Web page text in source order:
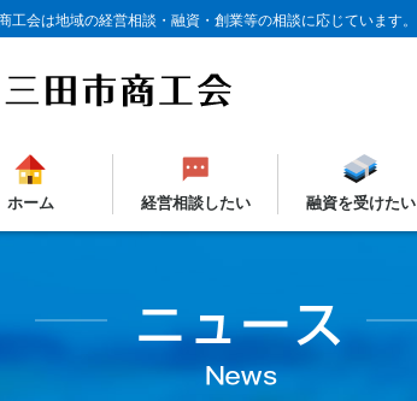
工会は地域の経営相談・融資・創業等の相談に応じています。
ホーム 経営相談したい 融資を受けたい